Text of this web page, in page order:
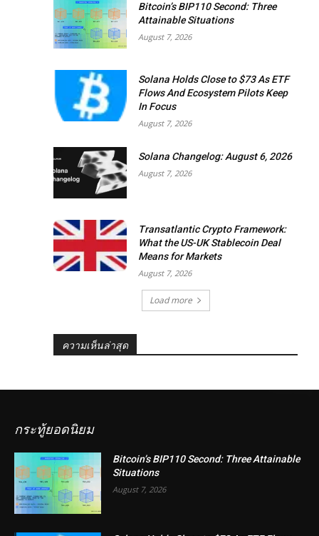
Bitcoin’s BIP110 Second: Three
Attainable Situations
August 7, 2026
Solana Holds Close to $73 As ETF
Flows And Ecosystem Pilots Keep
In Focus
August 7, 2026
Solana Changelog: August 6, 2026
August 7, 2026
Transatlantic Crypto Framework:
What the US-UK Stablecoin Deal
Means for Markets
August 7, 2026
Load more
ความเห็นล่าสุด
กระทู้ยอดนิยม
Bitcoin’s BIP110 Second: Three Attainable
Situations
August 7, 2026